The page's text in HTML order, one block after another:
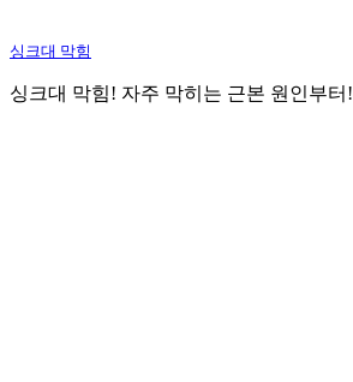
싱크대 막힘
싱크대 막힘! 자주 막히는 근본 원인부터!